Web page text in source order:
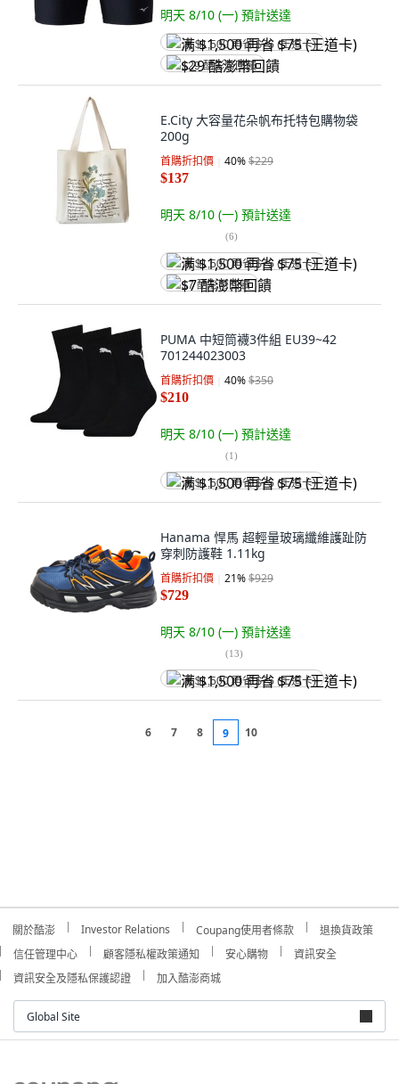
明天 8/10 (一) 預計送達
满 $1,500 再省 $75 (王道卡)
$29 酷澎幣回饋
E.City 大容量花朵帆布托特包購物袋
200g
首購折扣價 40%$229
$137
明天 8/10 (一) 預計送達
(6)
满 $1,500 再省 $75 (王道卡)
$7 酷澎幣回饋
PUMA 中短筒襪3件組 EU39~42
701244023003
首購折扣價 40%$350
$210
明天 8/10 (一) 預計送達
(1)
满 $1,500 再省 $75 (王道卡)
Hanama 悍馬 超輕量玻璃纖維護趾防
穿刺防護鞋 1.11kg
首購折扣價 21%$929
$729
明天 8/10 (一) 預計送達
(13)
满 $1,500 再省 $75 (王道卡)
6 7 8 9 10
關於酷澎 Investor Relations Coupang使用者條款
退換貨政策
信任管理中心
顧客隱私權政策通知 安心購物
資訊安全
資訊安全及隱私保護認證
加入酷澎商城
Global Site